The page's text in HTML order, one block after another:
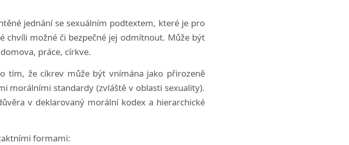
jednání se sexuálním podtextem, které je pro
chvíli možné či bezpečné jej odmítnout. Může být
práce, církve.
tím, že cíkrev může být vnímána jako přirozeně
morálními standardy (zvláště v oblasti sexuality).
v deklarovaný morální kodex a hierarchické
formami: